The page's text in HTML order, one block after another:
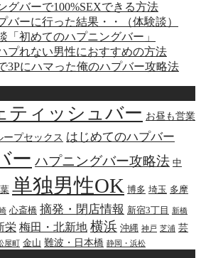
グバーで100%SEXできる方法
バーに行った結果・・（体験談）
「初めてのハプニングバー」
プれない男性におすすめの方法
3Pにハマった俺のハプバー攻略法
ティッシュバー お昼も営業
ープセックス はじめてのハプバー
ー ハプニングバー攻略法 中
単独男性OK 博多 埼玉 多摩
心斎橋 摘発・閉店情報 新宿3丁目 新橋
栄 梅田・北新地 横浜 沖縄 神戸 芝浦 芸
屋町 金山 難波・日本橋 静岡・浜松